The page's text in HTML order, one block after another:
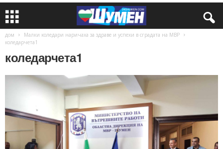
дом
Малки коледари наричаха за здраве и успехи в сградата на МВР
коледарчета1
коледарчета1